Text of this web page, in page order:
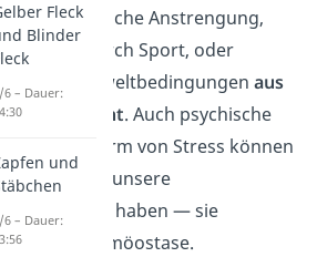
körperliche Anstrengung,
durch Sport, oder
Umweltbedingungen aus
Gleichgewicht. Auch psychische
in Form von Stress können
Einfluss auf unsere
haben — sie
unsere Homöostase.
Fleck
Blinder
6 – Dauer:
und
6 – Dauer: